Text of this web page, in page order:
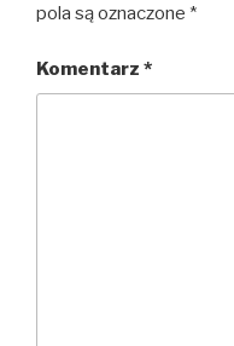
pola są oznaczone *
Komentarz *